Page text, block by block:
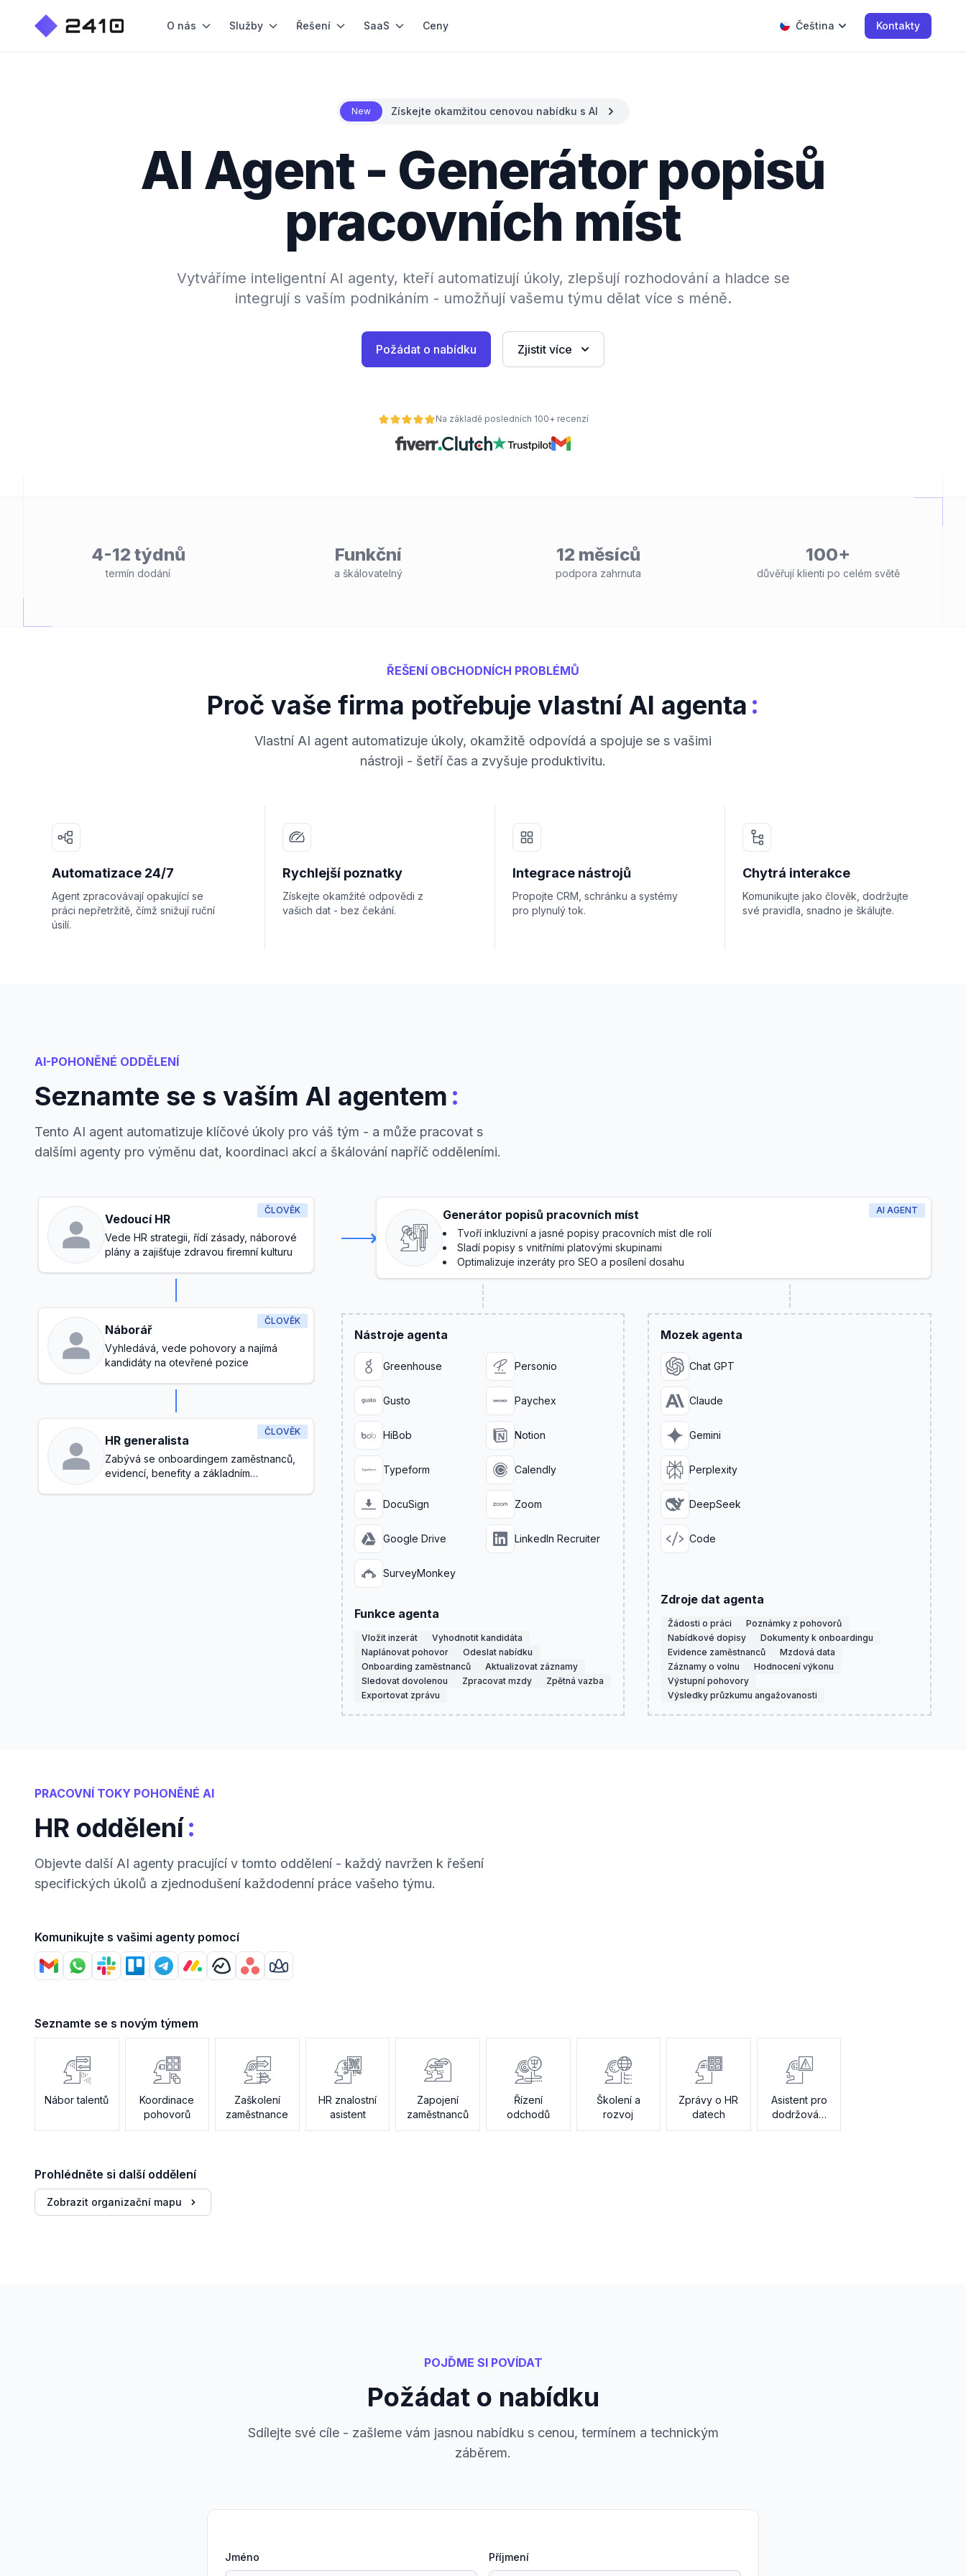
O nás Služby Řešení SaaS Ceny Čeština Kontakty
New Získejte okamžitou cenovou nabídku s AI
AI Agent - Generátor popisů
pracovních míst
Vytváříme inteligentní AI agenty, kteří automatizují úkoly, zlepšují rozhodování a hladce se
integrují s vaším podnikáním - umožňují vašemu týmu dělat více s méně.
Požádat o nabídku Zjistit více
Na základě posledních 100+ recenzí
4-12 týdnů
termín dodání
Funkční
a škálovatelný
12 měsíců
podpora zahrnuta
100+
důvěřují klienti po celém světě
ŘEŠENÍ OBCHODNÍCH PROBLÉMŮ
Proč vaše firma potřebuje vlastní AI agenta :
Vlastní AI agent automatizuje úkoly, okamžitě odpovídá a spojuje se s vašimi
nástroji - šetří čas a zvyšuje produktivitu.
Automatizace 24/7
Agent zpracovávají opakující se
práci nepřetržitě, čímž snižují ruční
úsilí.
Rychlejší poznatky
Získejte okamžité odpovědi z
vašich dat - bez čekání.
Integrace nástrojů
Propojte CRM, schránku a systémy
pro plynulý tok.
Chytrá interakce
Komunikujte jako člověk, dodržujte
své pravidla, snadno je škálujte.
AI-POHONĚNÉ ODDĚLENÍ
Seznamte se s vaším AI agentem :
Tento AI agent automatizuje klíčové úkoly pro váš tým - a může pracovat s
dalšími agenty pro výměnu dat, koordinaci akcí a škálování napříč odděleními.
ČLOVĚK
Vedoucí HR
Vede HR strategii, řídí zásady, náborové
plány a zajišťuje zdravou firemní kulturu
ČLOVĚK
Náborář
Vyhledává, vede pohovory a najímá
kandidáty na otevřené pozice
ČLOVĚK
HR generalista
Zabývá se onboardingem zaměstnanců,
evidencí, benefity a základním
AI AGENT
Generátor popisů pracovních míst
Tvoří inkluzivní a jasné popisy pracovních míst dle rolí
Sladí popisy s vnitřními platovými skupinami
Optimalizuje inzeráty pro SEO a posílení dosahu
Nástroje agenta
Greenhouse Personio
Gusto Paychex
HiBob Notion
Typeform Calendly
DocuSign Zoom
Google Drive LinkedIn Recruiter
SurveyMonkey
Funkce agenta
Vložit inzerát
Vyhodnotit kandidáta
Naplánovat pohovor
Odeslat nabídku
Onboarding zaměstnanců
Aktualizovat záznamy
Sledovat dovolenou
Zpracovat mzdy
Zpětná vazba
Exportovat zprávu
Mozek agenta
Chat GPT
Claude
Gemini
Perplexity
DeepSeek
Code
Zdroje dat agenta
Žádosti o práci
Poznámky z pohovorů
Nabídkové dopisy
Dokumenty k onboardingu
Evidence zaměstnanců
Mzdová data
Záznamy o volnu
Hodnocení výkonu
Výstupní pohovory
Výsledky průzkumu angažovanosti
PRACOVNÍ TOKY POHONĚNÉ AI
HR oddělení:
Objevte další AI agenty pracující v tomto oddělení - každý navržen k řešení
specifických úkolů a zjednodušení každodenní práce vašeho týmu.
Komunikujte s vašimi agenty pomocí
Seznamte se s novým týmem
Nábor talentů
Koordinace
pohovorů
Zaškolení
zaměstnance
HR znalostní
asistent
Zapojení
zaměstnanců
Řízení
odchodů
Školení a
rozvoj
Zprávy o HR
datech
Asistent pro
dodržování
předpisů
Prohlédněte si další oddělení
Zobrazit organizační mapu
POJĎME SI POVÍDAT
Požádat o nabídku
Sdílejte své cíle - zašleme vám jasnou nabídku s cenou, termínem a technickým
záběrem.
Jméno Příjmení